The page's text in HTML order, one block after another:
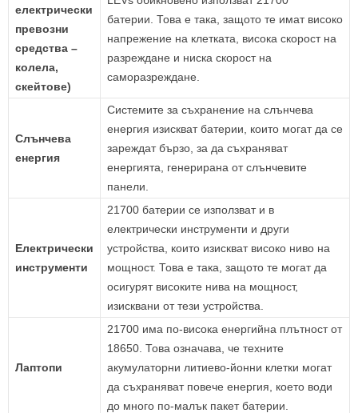
електрически
превозни
средства –
колела,
скейтове)
батерии. Това е така, защото те имат високо
напрежение на клетката, висока скорост на
разреждане и ниска скорост на
саморазреждане.
Слънчева
енергия
Системите за съхранение на слънчева
енергия изискват батерии, които могат да се
зареждат бързо, за да съхраняват
енергията, генерирана от слънчевите
панели.
Електрически
инструменти
21700 батерии се използват и в
електрически инструменти и други
устройства, които изискват високо ниво на
мощност. Това е така, защото те могат да
осигурят високите нива на мощност,
изисквани от тези устройства.
Лаптопи
21700 има по-висока енергийна плътност от
18650. Това означава, че техните
акумулаторни литиево-йонни клетки могат
да съхраняват повече енергия, което води
до много по-малък пакет батерии.